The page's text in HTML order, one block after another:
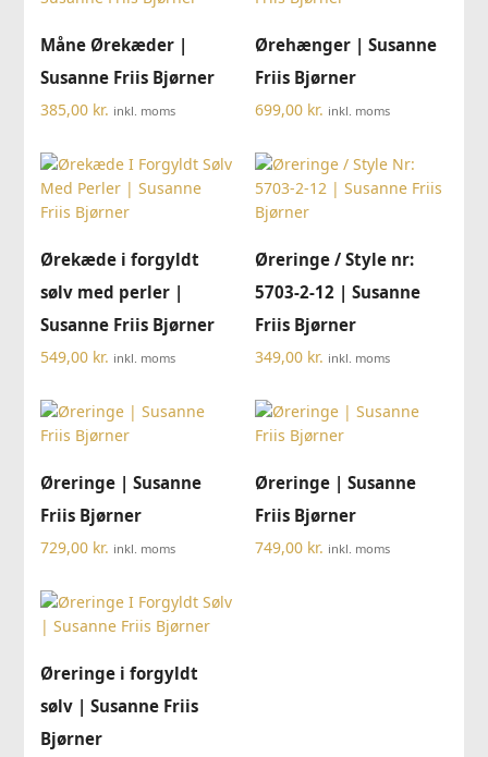
Måne Ørekæder |
Susanne Friis Bjørner
385,00 kr. inkl. moms
Ørehænger | Susanne
Friis Bjørner
699,00 kr. inkl. moms
Ørekæde i forgyldt
sølv med perler |
Susanne Friis Bjørner
549,00 kr. inkl. moms
Øreringe / Style nr:
5703-2-12 | Susanne
Friis Bjørner
349,00 kr. inkl. moms
Øreringe | Susanne
Friis Bjørner
729,00 kr. inkl. moms
Øreringe | Susanne
Friis Bjørner
749,00 kr. inkl. moms
Øreringe i forgyldt
sølv | Susanne Friis
Bjørner